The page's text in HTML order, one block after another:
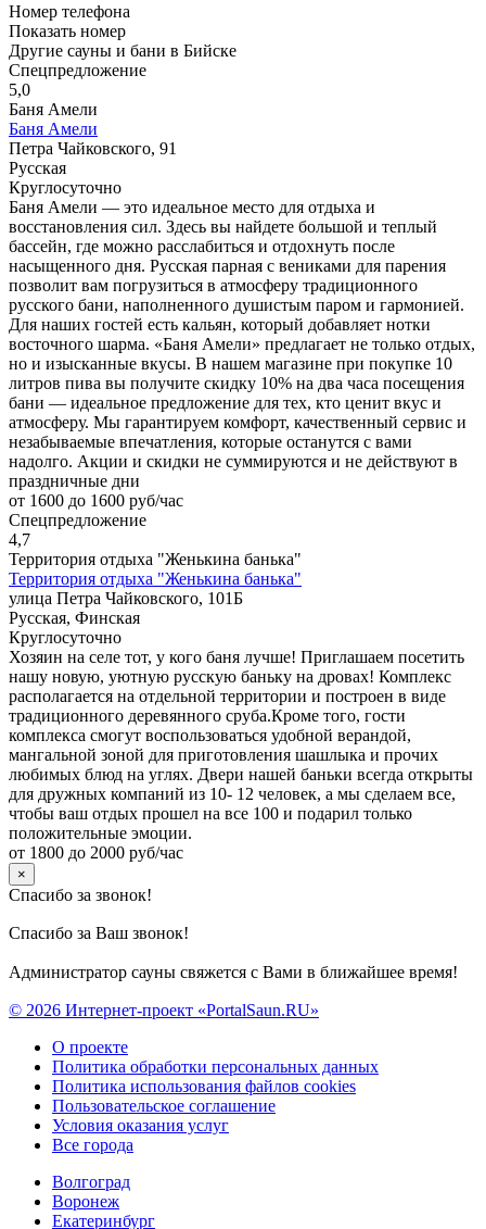
Номер телефона
Показать номер
Другие сауны и бани в Бийске
Спецпредложение
5,0
Баня Амели
Баня Амели
Петра Чайковского, 91
Русская
Круглосуточно
Баня Амели — это идеальное место для отдыха и
восстановления сил. Здесь вы найдете большой и теплый
бассейн, где можно расслабиться и отдохнуть после
насыщенного дня. Русская парная с вениками для парения
позволит вам погрузиться в атмосферу традиционного
русского бани, наполненного душистым паром и гармонией.
Для наших гостей есть кальян, который добавляет нотки
восточного шарма. «Баня Амели» предлагает не только отдых,
но и изысканные вкусы. В нашем магазине при покупке 10
литров пива вы получите скидку 10% на два часа посещения
бани — идеальное предложение для тех, кто ценит вкус и
атмосферу. Мы гарантируем комфорт, качественный сервис и
незабываемые впечатления, которые останутся с вами
надолго. Акции и скидки не суммируются и не действуют в
праздничные дни
от 1600 до 1600 руб/час
Спецпредложение
4,7
Территория отдыха "Женькина банька"
Территория отдыха "Женькина банька"
улица Петра Чайковского, 101Б
Русская, Финская
Круглосуточно
Хозяин на селе тот, у кого баня лучше! Приглашаем посетить
нашу новую, уютную русскую баньку на дровах! Комплекс
располагается на отдельной территории и построен в виде
традиционного деревянного сруба.Кроме того, гости
комплекса смогут воспользоваться удобной верандой,
мангальной зоной для приготовления шашлыка и прочих
любимых блюд на углях. Двери нашей баньки всегда открыты
для дружных компаний из 10- 12 человек, а мы сделаем все,
чтобы ваш отдых прошел на все 100 и подарил только
положительные эмоции.
от 1800 до 2000 руб/час
×
Спасибо за звонок!
Спасибо за Ваш звонок!
Администратор сауны свяжется с Вами в ближайшее время!
© 2026 Интернет-проект «PortalSaun.RU»
О проекте
Политика обработки персональных данных
Политика использования файлов cookies
Пользовательское соглашение
Условия оказания услуг
Все города
Волгоград
Воронеж
Екатеринбург